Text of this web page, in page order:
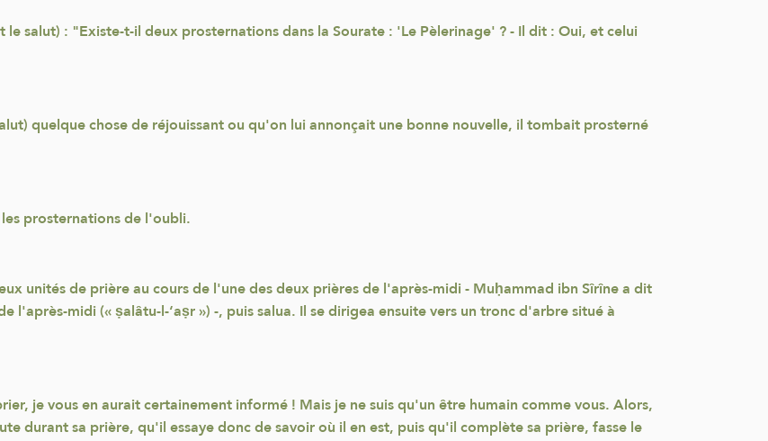
salut) : "Existe-t-il deux prosternations dans la Sourate : 'Le Pèlerinage' ? - Il dit : Oui, et celui
quelque chose de réjouissant ou qu'on lui annonçait une bonne nouvelle, il tombait prosterné
prosternations de l'oubli.
unités de prière au cours de l'une des deux prières de l'après-midi - Muḥammad ibn Sîrîne a dit
midi (« ṣalâtu-l-‘aṣr ») -, puis salua. Il se dirigea ensuite vers un tronc d'arbre situé à
je vous en aurait certainement informé ! Mais je ne suis qu'un être humain comme vous. Alors,
durant sa prière, qu'il essaye donc de savoir où il en est, puis qu'il complète sa prière, fasse le